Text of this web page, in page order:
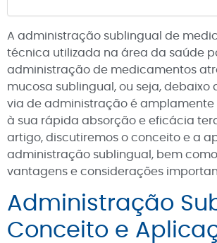
A administração sublingual de
técnica utilizada na área da saúde
administração de medicamentos
mucosa sublingual, ou seja, debaixo
via de administração é amplamente
à sua rápida absorção e eficácia
artigo, discutiremos o conceito e a
administração sublingual, bem
vantagens e considerações
Administração
Conceito e